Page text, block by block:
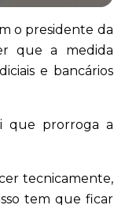
o presidente da
que a medida
e bancários
que prorroga a
tecnicamente,
tem que ficar